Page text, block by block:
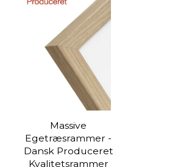
Massive
Egetræsrammer -
Dansk Produceret
Kvalitetsrammer